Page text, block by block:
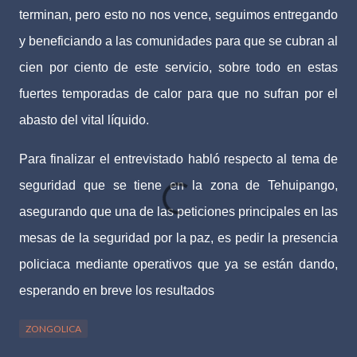
terminan, pero esto no nos vence, seguimos entregando
y beneficiando a las comunidades para que se cubran al
cien por ciento de este servicio, sobre todo en estas
fuertes temporadas de calor para que no sufran por el
abasto del vital líquido.
Para finalizar el entrevistado habló respecto al tema de
seguridad que se tiene en la zona de Tehuipango,
asegurando que una de las peticiones principales en las
mesas de la seguridad por la paz, es pedir la presencia
policiaca mediante operativos que ya se están dando,
esperando en breve los resultados
ZONGOLICA